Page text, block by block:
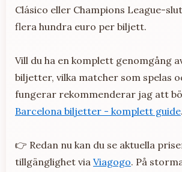
Clásico eller Champions League-
flera hundra euro per biljett.
Vill du ha en komplett genomgång
biljetter, vilka matcher som spelas
fungerar rekommenderar jag att
Barcelona biljetter - komplett guide.
👉 Redan nu kan du se aktuella
tillgänglighet via Viagogo. På